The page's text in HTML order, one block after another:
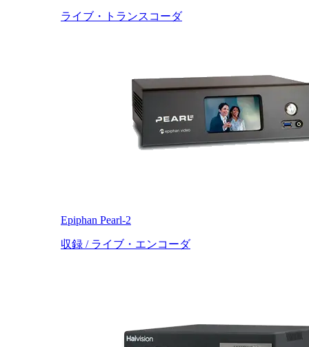
ライブ・トランスコーダ
Epiphan Pearl-2
収録 / ライブ・エンコーダ